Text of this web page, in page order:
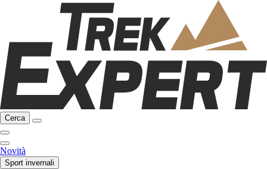
Cerca
Novità
Sport invernali